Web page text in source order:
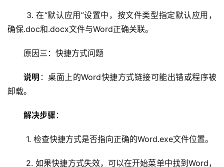
页
器
确保.doc和.docx文件与Word正确关联。
原因三：快捷方式问题
说明 ：桌面上的Word快捷方式链接可能出错或程序被
卸载。
解决步骤 ：
1. 检查快捷方式是否指向正确的Word.exe文件位置。